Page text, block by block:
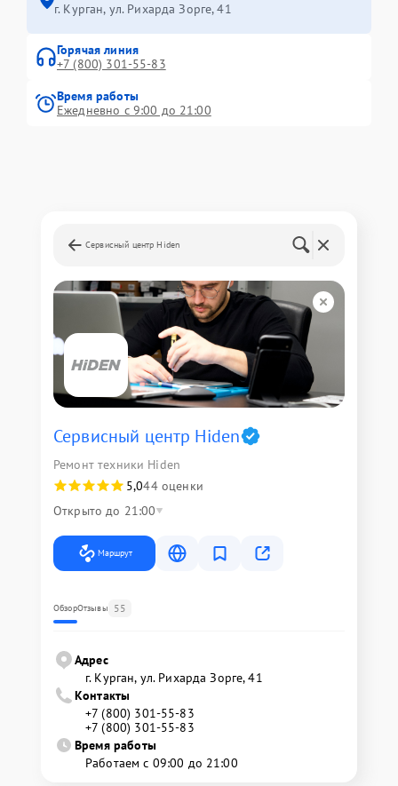
г. Курган, ул. Рихарда Зорге, 41
Горячая линия
+7 (800) 301-55-83
Время работы
Ежедневно с 9:00 до 21:00
Сервисный центр Hiden
Сервисный центр Hiden
Ремонт техники Hiden
5,044 оценки
Открыто до 21:00
Маршрут
ОбзорОтзывы 55
Адрес
г. Курган, ул. Рихарда Зорге, 41
Контакты
+7 (800) 301-55-83
+7 (800) 301-55-83
Время работы
Работаем с 09:00 до 21:00